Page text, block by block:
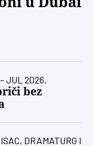
JUL 2026.
bez
DRAMATURG I